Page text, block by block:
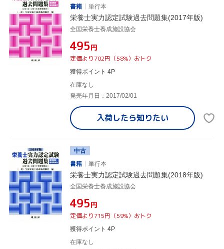
書籍 単行本
栄養士実力認定試験過去問題集(2017年版)
全国栄養士養成施設協会
¥495円
定価より702円（58%）おトク
獲得ポイント 4P
在庫なし
発売年月日：2017/02/01
入荷したら知りたい
中古
書籍
単行本
栄養士実力認定試験過去問題集(2018年版)
全国栄養士養成施設協会
¥495円
定価より715円（59%）おトク
獲得ポイント 4P
在庫なし